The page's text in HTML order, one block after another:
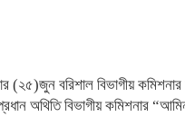
বরিশাল বিভাগীয়
প্রধান অথিতি বিভাগীয় কমিশনার